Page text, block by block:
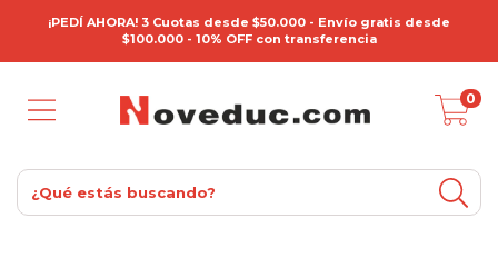
¡PEDÍ AHORA! 3 Cuotas desde $50.000 - Envío gratis desde
$100.000 - 10% OFF con transferencia
0